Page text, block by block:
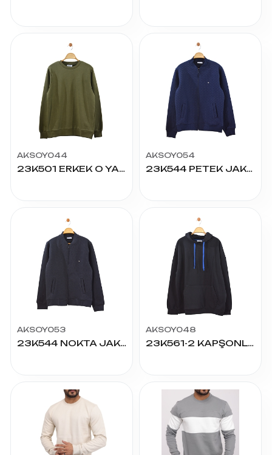
AKSOY044
23K501 ERKEK O YAKA SWEATSHIRT ŞARDONSUZ
AKSOY054
23K544 PETEK JAKARLI CEPLİ CEKET
AKSOY053
23K544 NOKTA JAKARLI PETEK CEPLİ CEKET
AKSOY048
23K561-2 KAPŞONLU OVERSİZE BASKILI SWEAT